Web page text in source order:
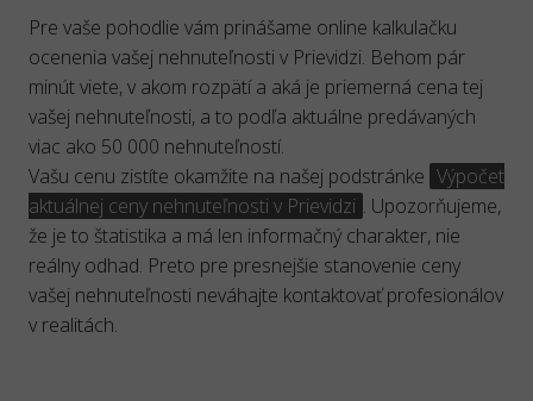
Pre vaše pohodlie vám prinášame online kalkulačku
ocenenia vašej nehnuteľnosti v Prievidzi. Behom pár
minút viete, v akom rozpätí a aká je priemerná cena tej
vašej nehnuteľnosti, a to podľa aktuálne predávaných
viac ako 50 000 nehnuteľností.
Vašu cenu zistíte okamžite na našej podstránke Výpočet
aktuálnej ceny nehnuteľnosti v Prievidzi . Upozorňujeme,
že je to štatistika a má len informačný charakter, nie
reálny odhad. Preto pre presnejšie stanovenie ceny
vašej nehnuteľnosti neváhajte kontaktovať profesionálov
v realitách.